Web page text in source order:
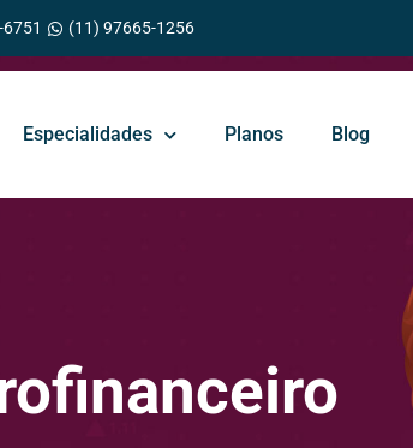
(11) 97665-1256
Especialidades Planos Blog